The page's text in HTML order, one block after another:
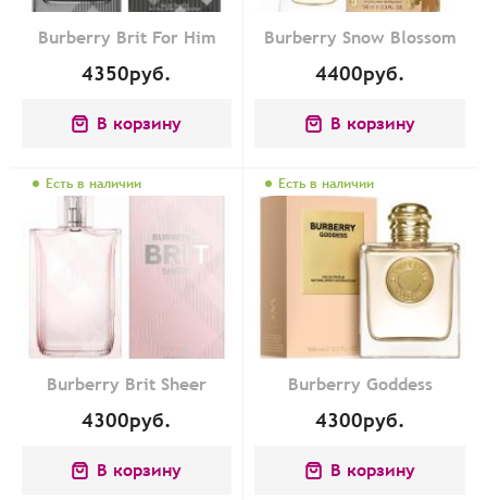
Burberry Brit For Him
4350руб.
В корзину
Burberry Snow Blossom
4400руб.
В корзину
Есть в наличии
Burberry Brit Sheer
4300руб.
В корзину
Есть в наличии
Burberry Goddess
4300руб.
В корзину